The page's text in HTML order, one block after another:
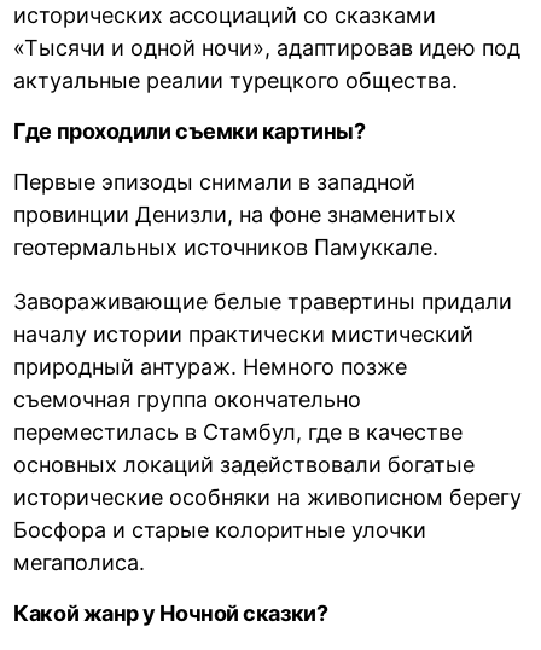
исторических ассоциаций со сказками
«Тысячи и одной ночи», адаптировав идею под
актуальные реалии турецкого общества.
Где проходили съемки картины?
Первые эпизоды снимали в западной
провинции Денизли, на фоне знаменитых
геотермальных источников Памуккале.
Завораживающие белые травертины придали
началу истории практически мистический
природный антураж. Немного позже
съемочная группа окончательно
переместилась в Стамбул, где в качестве
основных локаций задействовали богатые
исторические особняки на живописном берегу
Босфора и старые колоритные улочки
мегаполиса.
Какой жанр у Ночной сказки?